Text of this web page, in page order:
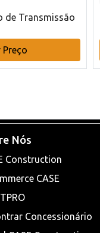
de Transmissão
Preço
Nós
Construction
CASE
Concessionário